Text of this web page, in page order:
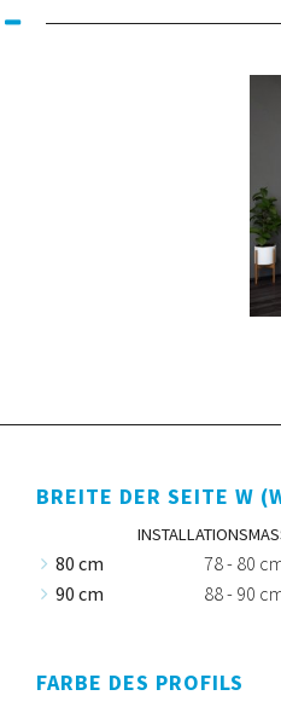
BREITE DER SEITE W
80 cm
78 - 80
90 cm
88 - 90
FARBE DES PROFILS